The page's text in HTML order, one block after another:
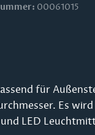
00061015
für
Es
LED